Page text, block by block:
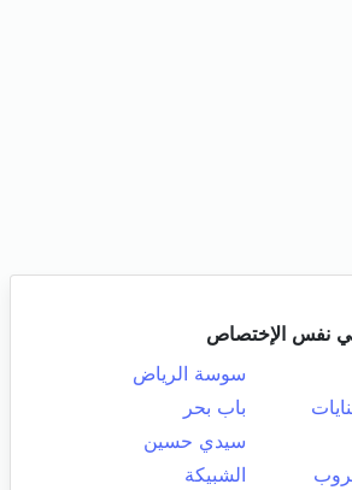
نفس الإختصاص
سوسة الرياض
باب بحر
سيدي حسين
الشبيكة